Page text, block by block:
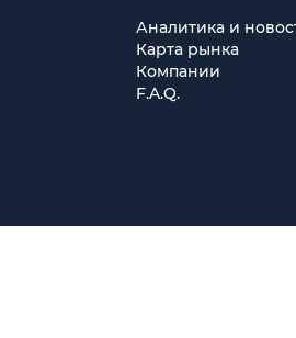
Аналитика и
Карта рынка
Компании
F.A.Q.